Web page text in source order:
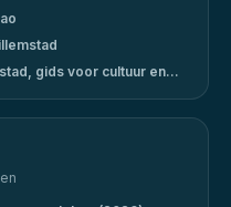
gids voor cultuur en